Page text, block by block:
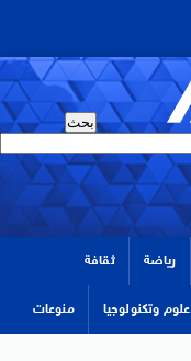
رياضة ثقافة
علوم وتكنولوجيا منوعات